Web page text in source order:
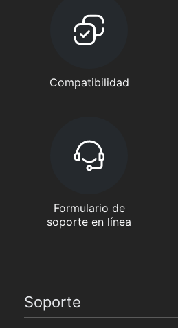
Compatibilidad
Formulario de
soporte en línea
Soporte